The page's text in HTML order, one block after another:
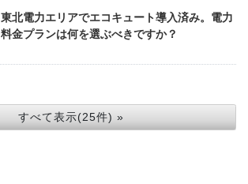
東北電力エリアでエコキュート導入済み。電力
料金プランは何を選ぶべきですか？
すべて表示(25件) »